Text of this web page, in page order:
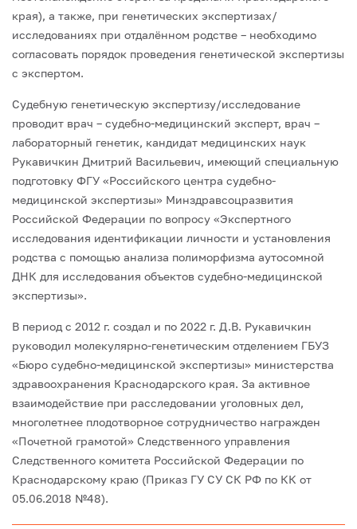
края), а также, при генетических экспертизах/
исследованиях при отдалённом родстве – необходимо
согласовать порядок проведения генетической экспертизы
с экспертом.
Судебную генетическую экспертизу/исследование
проводит врач – судебно-медицинский эксперт, врач –
лабораторный генетик, кандидат медицинских наук
Рукавичкин Дмитрий Васильевич, имеющий специальную
подготовку ФГУ «Российского центра судебно-
медицинской экспертизы» Минздравсоцразвития
Российской Федерации по вопросу «Экспертного
исследования идентификации личности и установления
родства с помощью анализа полиморфизма аутосомной
ДНК для исследования объектов судебно-медицинской
экспертизы».
В период с 2012 г. создал и по 2022 г. Д.В. Рукавичкин
руководил молекулярно-генетическим отделением ГБУЗ
«Бюро судебно-медицинской экспертизы» министерства
здравоохранения Краснодарского края. За активное
взаимодействие при расследовании уголовных дел,
многолетнее плодотворное сотрудничество награжден
«Почетной грамотой» Следственного управления
Следственного комитета Российской Федерации по
Краснодарскому краю (Приказ ГУ СУ СК РФ по КК от
05.06.2018 №48).